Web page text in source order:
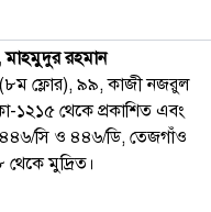
রহমান
(৮ম ফ্লোর), ৯৯, কাজী নজরুল
১২১৫ থেকে প্রকাশিত এবং
৪৪৬/সি ও ৪৪৬/ডি, তেজগাঁও
মুদ্রিত।